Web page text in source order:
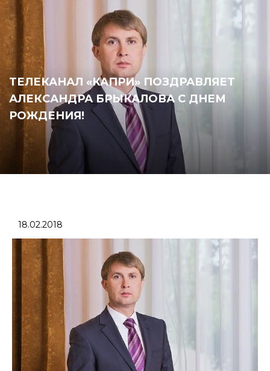
ТЕЛЕКАНАЛ «КАПРИ» ПОЗДРАВЛЯЕТ
АЛЕКСАНДРА БРЫКАЛОВА С ДНЕМ
РОЖДЕНИЯ!
18.02.2018